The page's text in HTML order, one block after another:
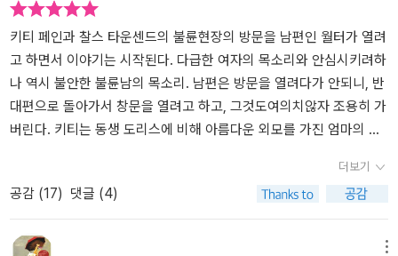
무언가를 느낀다. 호기심으로 갔던 수녀원에서 깊은 인상을 받은 키
티는 수녀들이 남편인 월터를 존경하고 높이 평가함을 알게 되고 그
동안 월터를 경멸했던 자신을 경멸스러워한다. 키티의 깨달음과 반
성. 그리고 월터의 용서. 낯선 오지에서 둘의 사랑을 확인하고 다시 홍
콩으로 돌아와 잘 살길 바라며 책장을 비교적 빠르게 넘겼는데...삶의
의미, 진정한 의미의 통찰은 이렇게 쉽고 단순하게 오는게 아니라고
홀로 남은 아버지와 만나 나누는 대화는 매우 감동적이다. 어머니와
딸들의 욕망의 수단으로 집안에서 그 존재감이 미미했던 아버지, 그
아버지에게 용서를 구하며 자신에게 과거의 잘못을 보상할 기회를 달
라고 다시 한번 사랑할 기회를 달라고 눈물로 호소한다. 그리고 마지
술을 겸비한 최고의 남자, 라고 흔히들 여자가 오해하는 멋쟁이 신사.
두 남녀의 공통점은 영국의 자본주의가 만든 최고의 속물들이란 거.
한낮의 키티의 침실에서 땀을 뻘뻘 흘리며 몸body의 즐거움을 누리
고 있다가, 엑스터시의 변곡점에서 그만 키티가 누군가에 의하여 닫
힌 방문의 손잡이가 움직이는 소리 비슷한 걸 듣는 것으로 흥미진진
한 소설은 시작한다. 누구지? 몸body의 대화는 이쯤에서 저절로 식
이 시간에 그는 언제나 연구실에 박혀 현미경에 두 눈을 대고 있을
터. 키티가 처음부터 남편 월터를 사랑해서 결혼한 건 아니다. 어릴 적
에 그래도 조금은 대단한 가문의 돈 많은 집안의 총각한테 시집가기
위해 일찌감치 사교계에 데뷔를 했으나, 욕심 많은 엄마 가스틴 부인
자신만만하던 여성이 당시의 결혼적령기를 이미 넘기고 점점 자신감
이 떨어지는 와중에 그래도 자신의 여동생보다 먼저 결혼하려고 마침
맞게 청혼한 남자와 결혼을 한다. 다행히 나쁘지 않은 남자였는데, 사
랑의 열정과 사교적인 능숙함, 친절한 말 따위를 원하는 여자에게는
지나치게 진지한 남자여서 여자는 바람을 피운다. 이미 결혼했고 아
이까지 있는 남자와 이것은 사랑이라는 확신에 차서 어리석은 정사를
의무를 저버린 자신의 아내를 데리고 안전한 식민지 도시를 떠나 전
염병이 창궐한 내륙으로 들어간다. 안온한 삶에서 위험한 삶으로 남
편을 따라 떠난 젊은 아내는 주변의 죽음 가운데 무언가 깨달음을 얻
는다. 자신의 어리석음을 자각하고, 자신의 딸에게는 의존적이지 않
키티 페인과 찰스 타운센드의 불륜현장의 방문을 남편인 월터가 열려
고 하면서 이야기는 시작된다. 다급한 여자의 목소리와 안심시키려하
나 역시 불안한 불륜남의 목소리. 남편은 방문을 열려다가 안되니, 반
대편으로 돌아가서 창문을 열려고 하고, 그것도여의치않자 조용히 가
버린다. 키티는 동생 도리스에 비해 아름다운 외모를 가진 엄마의 스
결혼하기를 바라며 가장 꽃다운 나이를 다보내고, 결국은 그녀의 동
생이 먼저 결혼날짜를 잡게 된다. 다급함에 그녀에게 다가온 남자 월
터 페인과 결혼하기로 한다.그와 결혼하고, 그가 일하는홍콩으로 가
게 된다.똑똑하고, 예민하며, 그녀를 너무나 사랑하기에 소심하고,항
더보기
공감 (17) 댓글 (4)